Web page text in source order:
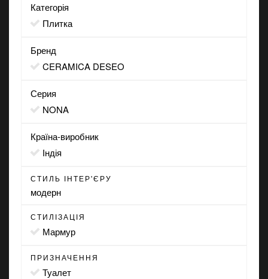
Категорія
Плитка
Бренд
CERAMICA DESEO
Серия
NONA
Країна-виробник
Індія
СТИЛЬ ІНТЕР'ЄРУ
модерн
СТИЛІЗАЦІЯ
мармур
ПРИЗНАЧЕННЯ
туалет